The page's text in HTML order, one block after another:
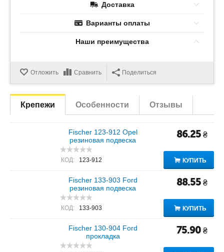
Доставка
Варианты оплаты
Наши преимущества
Отложить Сравнить Поделиться
Крепежи Особенности Отзывы
Fischer 123-912 Opel
резиновая подвеска
КОД: 123-912
86.25 ₴
КУПИТЬ
Fischer 133-903 Ford
резиновая подвеска
КОД: 133-903
88.55 ₴
КУПИТЬ
Fischer 130-904 Ford
прокладка
75.90 ₴